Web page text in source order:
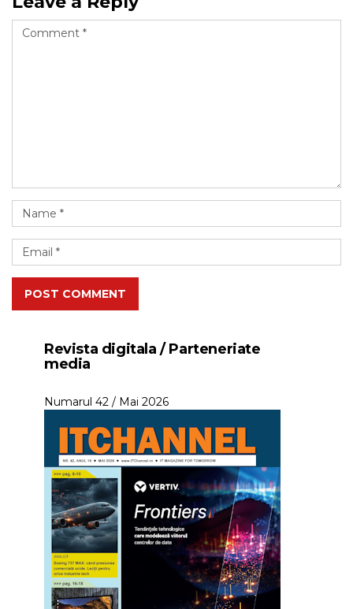
POST COMMENT
Revista digitala / Parteneriate
media
Numarul 42 / Mai 2026